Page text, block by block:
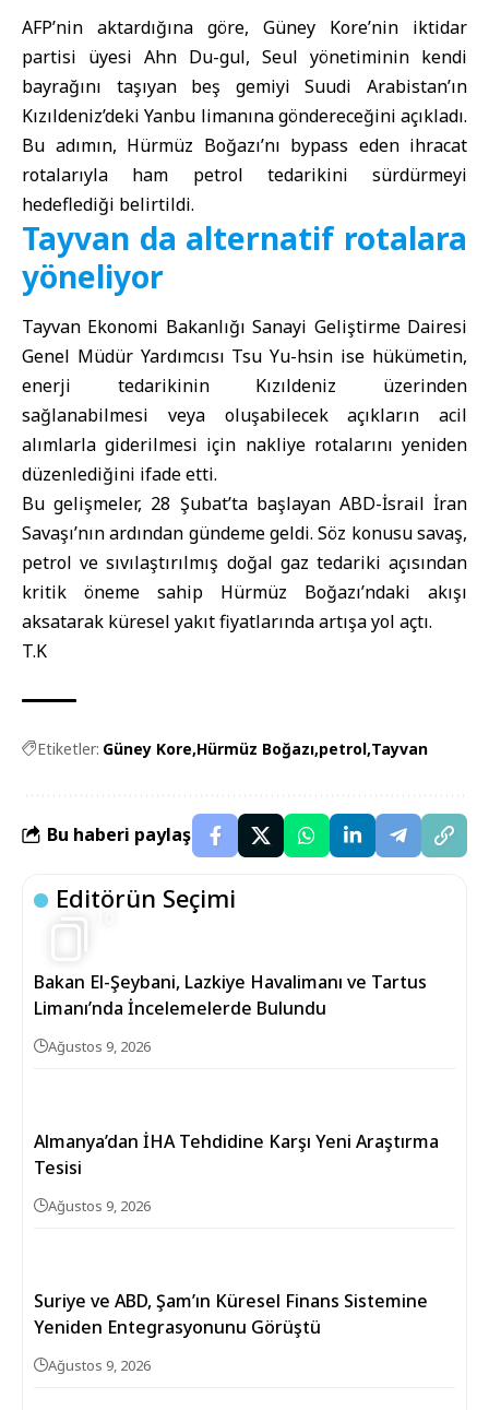
AFP’nin aktardığına göre, Güney Kore’nin iktidar
partisi üyesi Ahn Du-gul, Seul yönetiminin kendi
bayrağını taşıyan beş gemiyi Suudi Arabistan’ın
Kızıldeniz’deki Yanbu limanına göndereceğini açıkladı.
Bu adımın, Hürmüz Boğazı’nı bypass eden ihracat
rotalarıyla ham petrol tedarikini sürdürmeyi
hedeflediği belirtildi.
Tayvan da alternatif rotalara
yöneliyor
Tayvan Ekonomi Bakanlığı Sanayi Geliştirme Dairesi
Genel Müdür Yardımcısı Tsu Yu-hsin ise hükümetin,
enerji tedarikinin Kızıldeniz üzerinden
sağlanabilmesi veya oluşabilecek açıkların acil
alımlarla giderilmesi için nakliye rotalarını yeniden
düzenlediğini ifade etti.
Bu gelişmeler, 28 Şubat’ta başlayan ABD-İsrail İran
Savaşı’nın ardından gündeme geldi. Söz konusu savaş,
petrol ve sıvılaştırılmış doğal gaz tedariki açısından
kritik öneme sahip Hürmüz Boğazı’ndaki akışı
aksatarak küresel yakıt fiyatlarında artışa yol açtı.
T.K
Etiketler: Güney Kore Hürmüz Boğazı petrol Tayvan
Bu haberi paylaş
Editörün Seçimi
Bakan El-Şeybani, Lazkiye Havalimanı ve Tartus
Limanı’nda İncelemelerde Bulundu
Ağustos 9, 2026
Almanya’dan İHA Tehdidine Karşı Yeni Araştırma
Tesisi
Ağustos 9, 2026
Suriye ve ABD, Şam’ın Küresel Finans Sistemine
Yeniden Entegrasyonunu Görüştü
Ağustos 9, 2026